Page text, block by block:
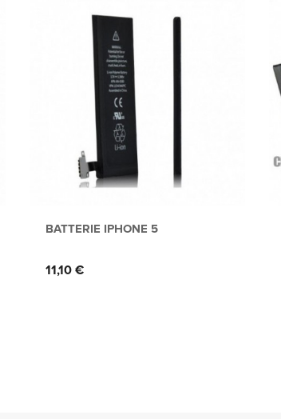
BATTERIE IPHONE 5
Prix
11,10 €